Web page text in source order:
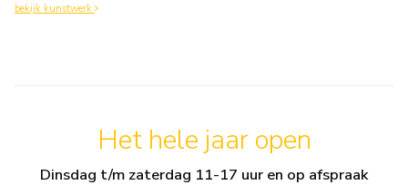
bekijk kunstwerk
Het hele jaar open
Dinsdag t/m zaterdag 11-17 uur en op afspraak